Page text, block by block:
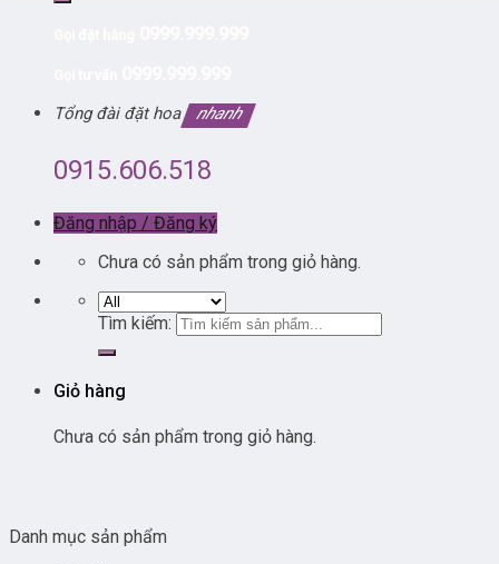
Tổng đài đặt hoa nhanh
0915.606.518
Đăng nhập / Đăng ký
Chưa có sản phẩm trong giỏ hàng.
Tìm kiếm:
Giỏ hàng
Chưa có sản phẩm trong giỏ hàng.
Danh mục sản phẩm